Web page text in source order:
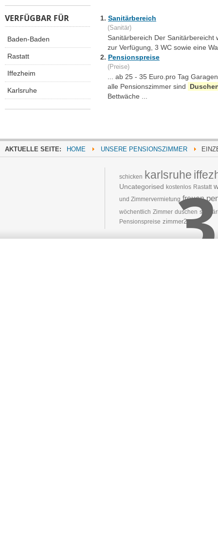
1. Sanitärbereich
(Sanitär)
Sanitärbereich Der
zur Verfügung, 3 WC sowie eine
2. Pensionspreise
(Preise)
... ab 25 - 35 Euro.pro Tag
alle Pensionszimmer sind
Bettwäche ...
VERFÜGBAR FÜR
Baden-Baden
Rastatt
Iffezheim
Karlsruhe
AKTUELLE SEITE: HOME UNSERE PENSIONSZIMMER
schicken karlsruhe
Uncategorised kostenlos Rastatt
und Zimmervermietung freuen
wöchentlich Zimmer duschen
Pensionspreise zimmer2